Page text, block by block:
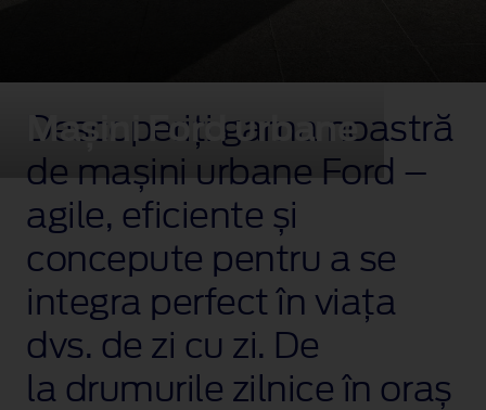
Mașini Ford urbane
Descoperiți gama noastră
de mașini urbane Ford –
agile, eficiente și
concepute pentru a se
integra perfect în viața
dvs. de zi cu zi. De
la drumurile zilnice în oraș